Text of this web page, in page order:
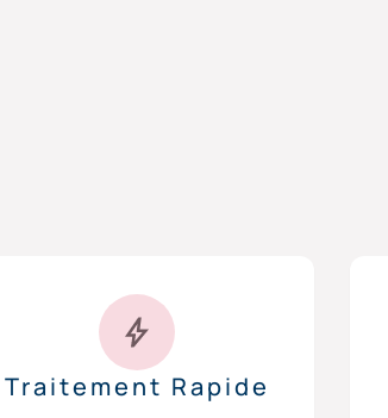
Traitement Rapide